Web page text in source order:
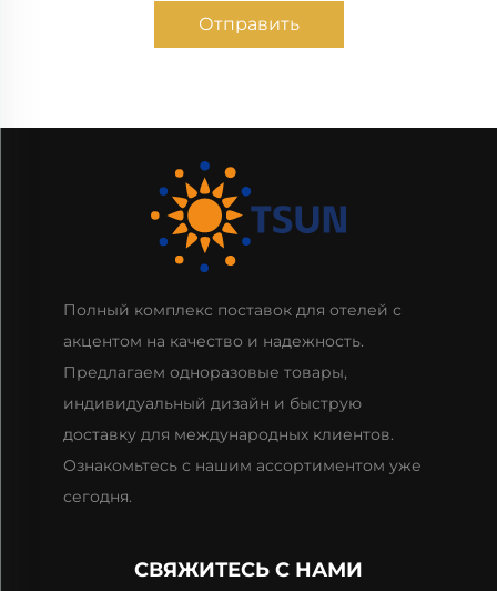
Отправить
Полный комплекс поставок для отелей с
акцентом на качество и надежность.
Предлагаем одноразовые товары,
индивидуальный дизайн и быструю
доставку для международных клиентов.
Ознакомьтесь с нашим ассортиментом уже
сегодня.
СВЯЖИТЕСЬ С НАМИ